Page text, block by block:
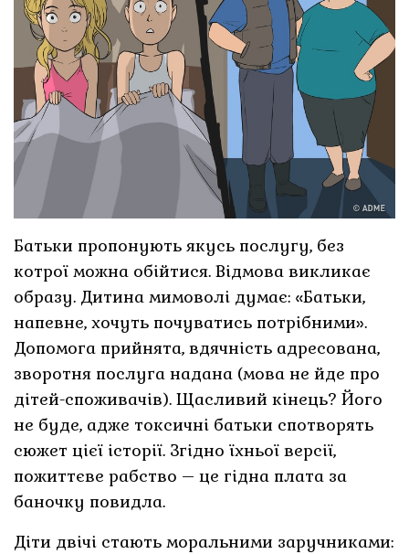
Батьки пропонують якусь послугу, без
котрої можна обійтися. Відмова викликає
образу. Дитина мимоволі думає: «Батьки,
напевне, хочуть почуватись потрібними».
Допомога прийнята, вдячність адресована,
зворотня послуга надана (мова не йде про
дітей-споживачів). Щасливий кінець? Його
не буде, адже токсичні батьки спотворять
сюжет цієї історії. Згідно їхньої версії,
пожиттєве рабство – це гідна плата за
баночку повидла.
Діти двічі стають моральними заручниками: